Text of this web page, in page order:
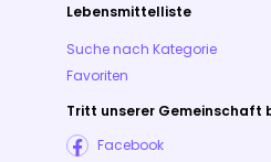
Lebensmittelliste
Suche nach Kategorie
Favoriten
Tritt unserer Gemeinschaft
Facebook